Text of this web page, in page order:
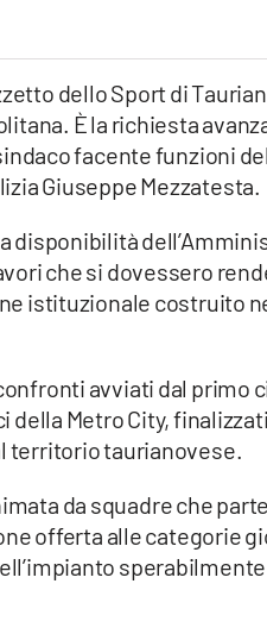
dello Sport di
È la richiesta
facente funzioni
Giuseppe Mezzatesta.
disponibilità
che si dovessero
istituzionale costruito
avviati dal primo
della Metro City,
territorio taurianovese.
da squadre che
offerta alle categorie